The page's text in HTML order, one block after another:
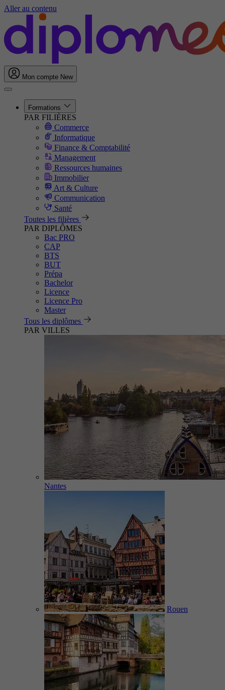
Aller au contenu
Mon compte New
Formations
PAR FILIÈRES
Commerce
Informatique
Finance & Comptabilité
Management
Ressources humaines
Immobilier
Art & Culture
Communication
Santé
Toutes les filières
PAR DIPLÔMES
Bac PRO
CAP
BTS
BUT
Prépa
Bachelor
Licence
Licence Pro
Master
Tous les diplômes
PAR VILLES
Nantes
Rouen